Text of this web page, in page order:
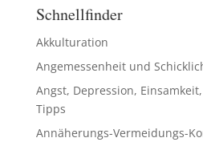
Schnellfinder
Akkulturation
Angemessenheit und
Angst, Depression,
Tipps
Annäherungs-Vermeidungs-